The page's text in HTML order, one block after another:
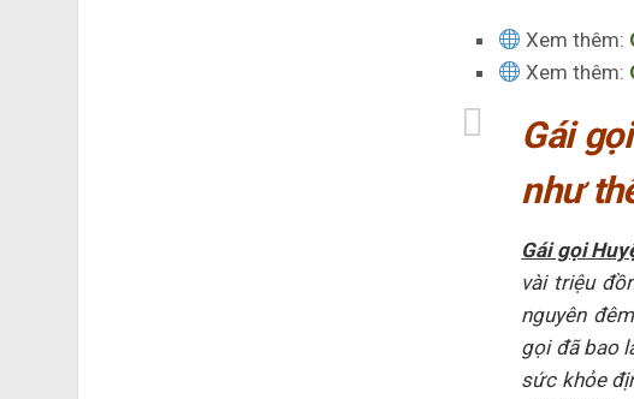
Xem thêm:
Xem thêm:
Gái
như
Gái gọi
vài triệu
nguyên
gọi đã bao
sức khỏe